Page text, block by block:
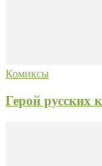
Комиксы
Герой русских